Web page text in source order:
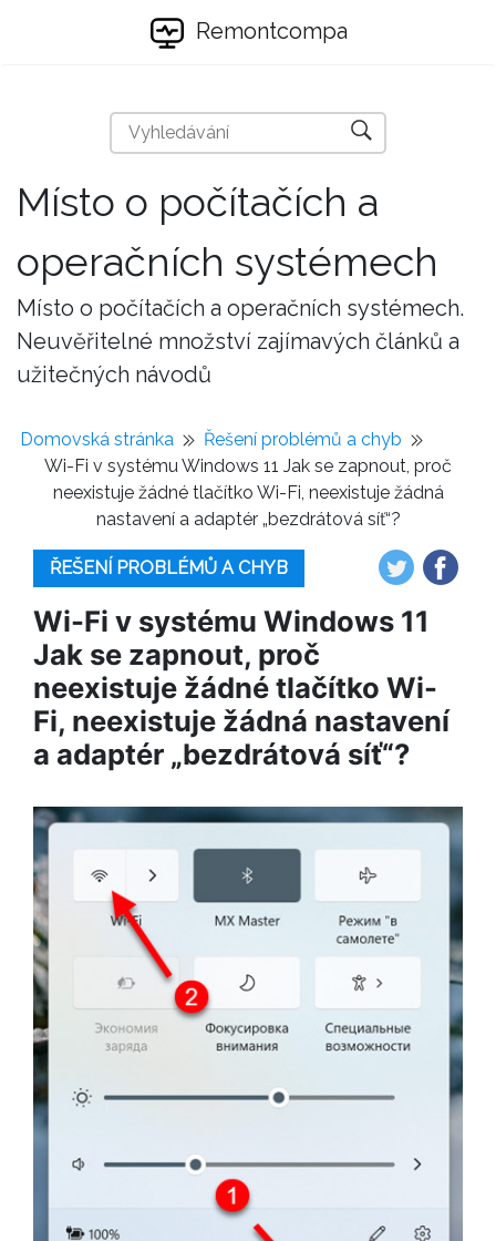
Remontcompa
Místo o počítačích a
operačních systémech
Místo o počítačích a operačních systémech.
Neuvěřitelné množství zajímavých článků a
užitečných návodů
Domovská stránka
Řešení problémů a chyb
Wi-Fi v systému Windows 11 Jak se zapnout, proč
neexistuje žádné tlačítko Wi-Fi, neexistuje žádná
nastavení a adaptér „bezdrátová síť“?
ŘEŠENÍ PROBLÉMŮ A CHYB
Wi-Fi v systému Windows 11
Jak se zapnout, proč
neexistuje žádné tlačítko Wi-
Fi, neexistuje žádná nastavení
a adaptér „bezdrátová síť“?